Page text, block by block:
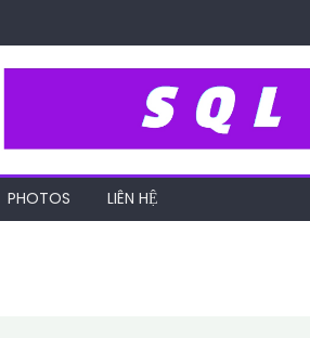
PHOTOS LIÊN HỆ